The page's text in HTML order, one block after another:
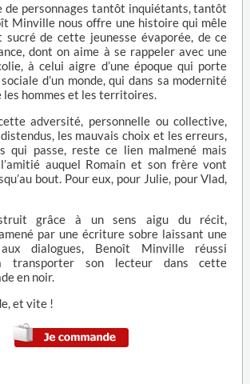
de personnages tantôt inquiétants, tantôt
Minville nous offre une histoire qui mêle
de cette jeunesse évaporée, de ce
dont on aime à se rappeler avec une
à celui aigre d’une époque qui porte
d’un monde, qui dans sa modernité
les hommes et les territoires.
adversité, personnelle ou collective,
les mauvais choix et les erreurs,
qui passe, reste ce lien malmené mais
auquel Romain et son frère vont
bout. Pour eux, pour Julie, pour Vlad,
grâce à un sens aigu du récit,
par une écriture sobre laissant une
dialogues, Benoît Minville réussi
transporter son lecteur dans cette
en noir.
et vite !